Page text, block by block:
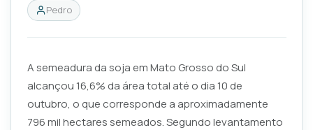
Pedro
A semeadura da soja em Mato Grosso do Sul
alcançou 16,6% da área total até o dia 10 de
outubro, o que corresponde a aproximadamente
796 mil hectares semeados. Segundo levantamento